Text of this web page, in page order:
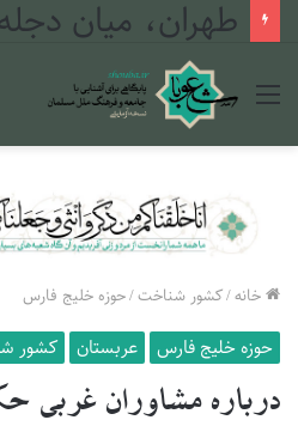
طهران، میان
منو
خانه/کشور شناخت/حوزه خلیج فارس
حوزه خلیج فارس عربستان کشور
درباره مشاوران غربی